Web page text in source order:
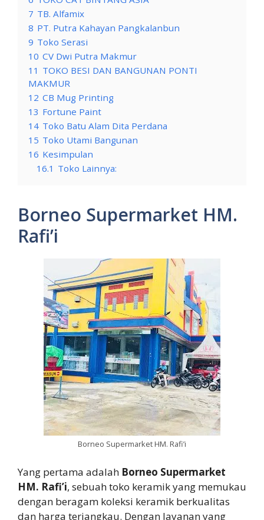
7 TB. Alfamix
8 PT. Putra Kahayan Pangkalanbun
9 Toko Serasi
10 CV Dwi Putra Makmur
11 TOKO BESI DAN BANGUNAN PONTI
MAKMUR
12 CB Mug Printing
13 Fortune Paint
14 Toko Batu Alam Dita Perdana
15 Toko Utami Bangunan
16 Kesimpulan
16.1 Toko Lainnya:
Borneo Supermarket HM.
Rafi’i
Borneo Supermarket HM. Rafi’i
Yang pertama adalah Borneo Supermarket
HM. Rafi’i, sebuah toko keramik yang memukau
dengan beragam koleksi keramik berkualitas
dan harga terjangkau. Dengan layanan yang